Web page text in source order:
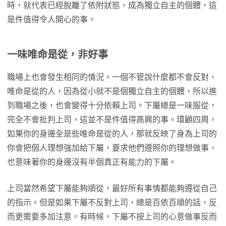
時，就代表已經脫離了依附狀態，成為獨立自主的個體，這
是件值得令人開心的事。
一味唯命是從，非好事
職場上也會發生相同的情況。一個不管說什麼都不會反對、
唯命是從的人，因為從小就不是個獨立自主的個體，所以進
到職場之後，也會變得十分依賴上司。下屬總是一味服從，
完全不會批判上司，這並不是件值得高興的事。環顧四周，
如果你的身邊全是些唯命是從的人，那就反映了身為上司的
你會把個人理想強加給下屬，要求他們遵照你的理想做事，
也意味著你的身邊沒有半個真正有能力的下屬。
上司當然希望下屬能夠順從，最好所有事情都能夠遵從自己
的指示。但是如果下屬不反對上司，總是百依百順的話，反
而更需要多加注意。有時候，下屬不按上司的心意做事反而